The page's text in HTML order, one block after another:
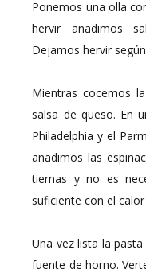
Ponemos una olla
hervir añadimos
Dejamos hervir
Mientras cocemos
salsa de queso. En
Philadelphia y el
añadimos las
tiernas y no es
suficiente con el
Una vez lista la
fuente de horno.